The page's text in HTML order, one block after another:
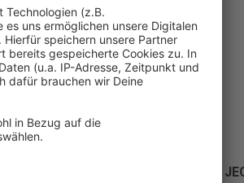
der nächsten Karnevalsparty: TOP